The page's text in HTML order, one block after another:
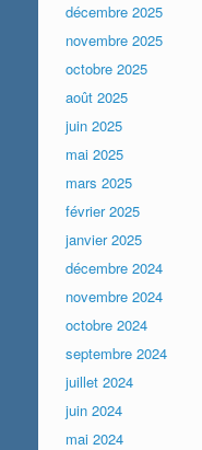
décembre 2025
novembre 2025
octobre 2025
août 2025
juin 2025
mai 2025
mars 2025
février 2025
janvier 2025
décembre 2024
novembre 2024
octobre 2024
septembre 2024
juillet 2024
juin 2024
mai 2024